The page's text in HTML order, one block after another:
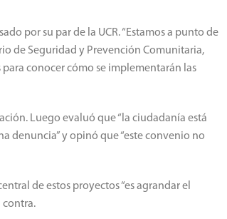
por su par de la UCR. “Estamos a punto de
de Seguridad y Prevención Comunitaria,
conocer cómo se implementarán las
Luego evaluó que “la ciudadanía está
denuncia” y opinó que “este convenio no
de estos proyectos “es agrandar el
contra.